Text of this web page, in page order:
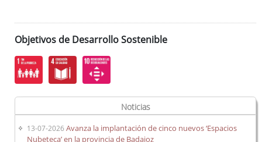
Objetivos de Desarrollo Sostenible
Noticias
13-07-2026 Avanza la implantación de cinco nuevos ‘Espacios
Nubeteca’ en la provincia de Badajoz